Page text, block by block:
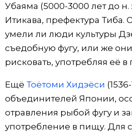
Убаяма (5000-3000 лет до н.
Итикава, префектура Тиба.
умели ли люди культуры
съедобную фугу, или же
рисковать, употребляя её в
Ещё Тоётоми Хидэёси
объединителей Японии,
отравления рыбой фугу и
употребление в пищу. Для